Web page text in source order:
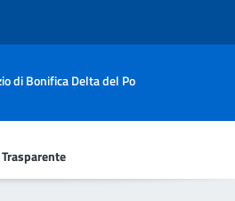
di Bonifica Delta del Po